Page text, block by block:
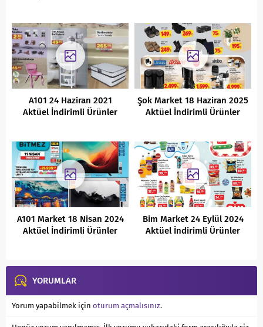
A101 24 Haziran 2021
Aktüel İndirimli Ürünler
Şok Market 18 Haziran 2025
Aktüel İndirimli Ürünler
A101 Market 18 Nisan 2024
Aktüel İndirimli Ürünler
Bim Market 24 Eylül 2024
Aktüel İndirimli Ürünler
YORUMLAR
Yorum yapabilmek için oturum açmalısınız.